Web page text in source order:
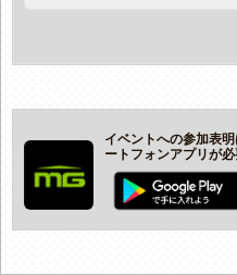
イベントへの参加表
ートフォンアプリが必